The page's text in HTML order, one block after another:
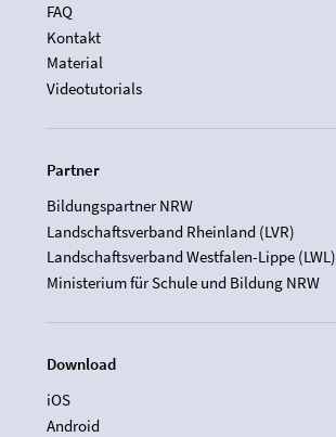
FAQ
Kontakt
Material
Videotutorials
Partner
Bildungspartner NRW
Landschaftsverband Rheinland (LVR)
Landschaftsverband Westfalen-Lippe (LWL)
Ministerium für Schule und Bildung NRW
Download
iOS
Android